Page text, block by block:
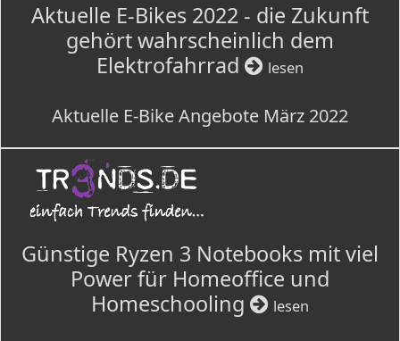
Aktuelle E-Bikes 2022 - die Zukunft
gehört wahrscheinlich dem
Elektrofahrrad
lesen
Aktuelle E-Bike Angebote März 2022
Günstige Ryzen 3 Notebooks mit viel
Power für Homeoffice und
Homeschooling
lesen